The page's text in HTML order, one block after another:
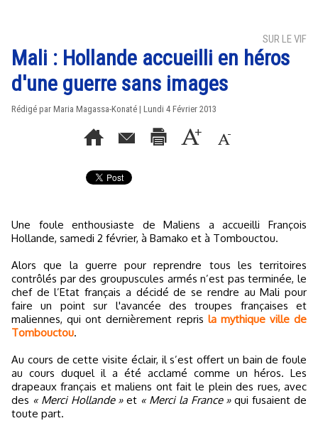
SUR LE VIF
Mali : Hollande accueilli en héros
d'une guerre sans images
Rédigé par Maria Magassa-Konaté | Lundi 4 Février 2013
Une foule enthousiaste de Maliens a accueilli François
Hollande, samedi 2 février, à Bamako et à Tombouctou.
Alors que la guerre pour reprendre tous les territoires
contrôlés par des groupuscules armés n’est pas terminée, le
chef de l’Etat français a décidé de se rendre au Mali pour
faire un point sur l'avancée des troupes françaises et
maliennes, qui ont dernièrement repris la mythique ville de
Tombouctou.
Au cours de cette visite éclair, il s’est offert un bain de foule
au cours duquel il a été acclamé comme un héros. Les
drapeaux français et maliens ont fait le plein des rues, avec
des « Merci Hollande »et « Merci la France »qui fusaient de
toute part.